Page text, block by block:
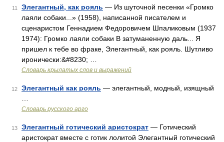
11 Элегантный, как рояль — Из шуточной песенки «Громко
лаяли собаки...» (1958), написанной писателем и
сценаристом Геннадием Федоровичем Шпаликовым (1937
1974): Громко лаяли собаки В затуманенную даль... Я
пришел к тебе во фраке, Элегантный, как рояль. Шутливо
иронически:&#8230; …
Словарь крылатых слов и выражений
12 Элегантный как рояль — элегантный, модный, изящный
Словарь русского арго
13 Элегантный готический аристократ — Готический
аристократ вместе с готик лолитой Элегантный готический